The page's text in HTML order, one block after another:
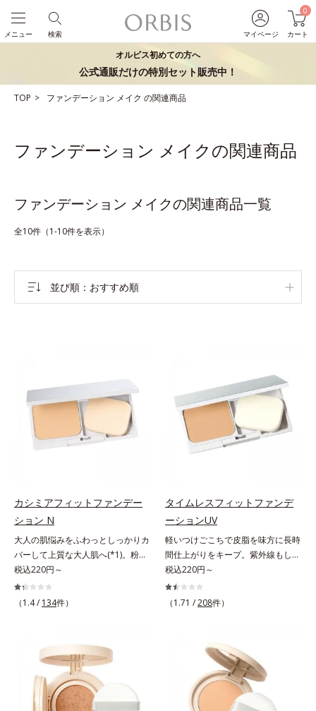
マイページ
0
カート
検索
メニュー
オルビス初めての方へ
公式通販だけの特別セット販売中！
TOP ファンデーション メイク の関連商品
ファンデーション メイクの関連商品
ファンデーション メイクの関連商品一覧
全10件（1-10件を表示）
並び順 おすすめ順
カシミアフィットファンデー
ション N
大人の肌悩みをふわっとしっかりカ
バーして上質な大人肌へ(*1)。粉感
レスファンデーション。大人の肌悩
みをふわっとしっかりカバーして、
上質な肌(*1)を演出するパウダーフ
仕上げる3種のパウダー（高いカバ
ー力と艶を実現するパウダー・ムラ
のないなめらかな肌に整えるパウダ
ー・自然な血色感をプラスする(*1)
パウダー）を配合。さらに体温でと
税込220円～
（1.4 / 134件）
タイムレスフィットファンデ
ーションUV
軽いつけごこちで皮脂を味方に長時
間仕上がりをキープ。紫外線もしっ
かりカットするファンデーション。
皮脂を味方に軽やかな仕上がりが続
く、UVカットパウダーファンデー
キープする(*2)2種の粉体で、ヨ
レ・テカリをブロック。素肌にピタ
ッと密着する設計で、くずれにくい
サラサラ肌をキープします。さらに
くすみ補正パウダー(*3)配合で、皮
税込220円～
（1.71 /208件）